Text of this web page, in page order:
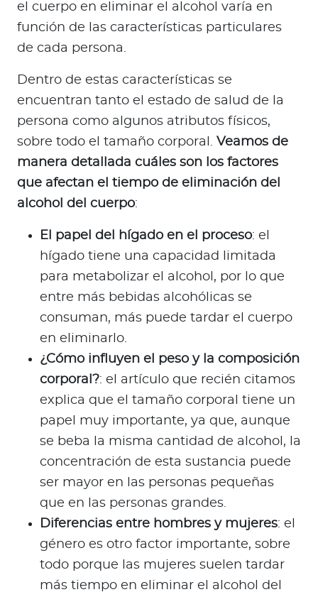
el cuerpo en eliminar el alcohol varía en
función de las características particulares
de cada persona.
Dentro de estas características se
encuentran tanto el estado de salud de la
persona como algunos atributos físicos,
sobre todo el tamaño corporal. Veamos de
manera detallada cuáles son los factores
que afectan el tiempo de eliminación del
alcohol del cuerpo:
El papel del hígado en el proceso: el
hígado tiene una capacidad limitada
para metabolizar el alcohol, por lo que
entre más bebidas alcohólicas se
consuman, más puede tardar el cuerpo
en eliminarlo.
¿Cómo influyen el peso y la composición
corporal?: el artículo que recién citamos
explica que el tamaño corporal tiene un
papel muy importante, ya que, aunque
se beba la misma cantidad de alcohol, la
concentración de esta sustancia puede
ser mayor en las personas pequeñas
que en las personas grandes.
Diferencias entre hombres y mujeres: el
género es otro factor importante, sobre
todo porque las mujeres suelen tardar
más tiempo en eliminar el alcohol del